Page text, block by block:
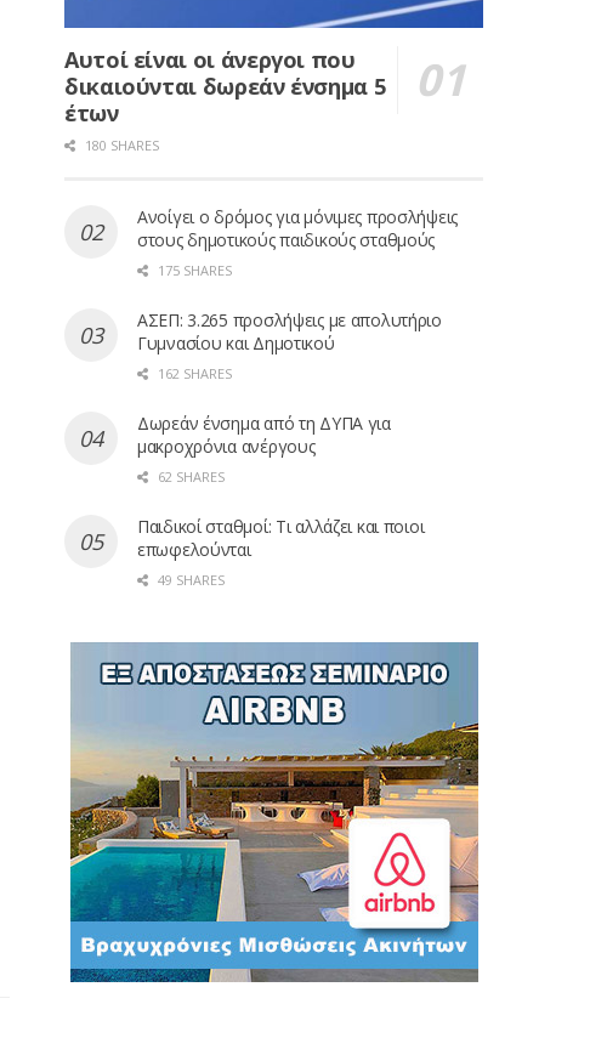
Αυτοί είναι οι άνεργοι που
δικαιούνται δωρεάν ένσημα 5
έτων
180 SHARES
Ανοίγει ο δρόμος για μόνιμες προσλήψεις
στους δημοτικούς παιδικούς σταθμούς
175 SHARES
ΑΣΕΠ: 3.265 προσλήψεις με απολυτήριο
Γυμνασίου και Δημοτικού
162 SHARES
Δωρεάν ένσημα από τη ΔΥΠΑ για
μακροχρόνια ανέργους
62 SHARES
Παιδικοί σταθμοί: Τι αλλάζει και ποιοι
επωφελούνται
49 SHARES